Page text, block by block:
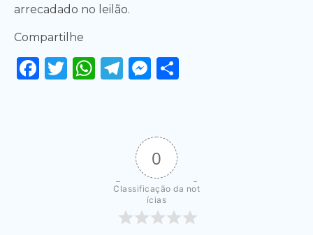
arrecadado no leilão.
Compartilhe
Facebook
Twitter
WhatsApp
Telegram
Messenger
0
Classificação da not
ícias